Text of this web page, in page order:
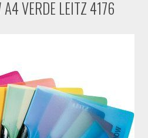
VERDE LEITZ 4176